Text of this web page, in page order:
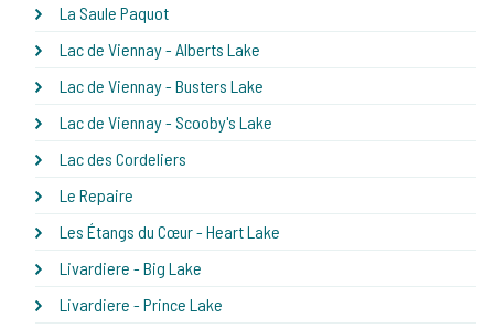
La Saule Paquot
Lac de Viennay - Alberts Lake
Lac de Viennay - Busters Lake
Lac de Viennay - Scooby's Lake
Lac des Cordeliers
Le Repaire
Les Étangs du Cœur - Heart Lake
Livardiere - Big Lake
Livardiere - Prince Lake